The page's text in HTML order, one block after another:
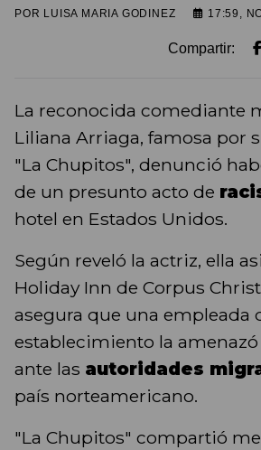
POR LUISA MARIA GODINEZ 17:59,
Compartir:
La reconocida comediante
Liliana Arriaga, famosa por
"La Chupitos", denunció
de un presunto acto de
hotel en Estados Unidos.
Según reveló la actriz, ella
Holiday Inn de Corpus
asegura que una empleada
establecimiento la
ante las autoridades
país norteamericano.
"La Chupitos" compartió